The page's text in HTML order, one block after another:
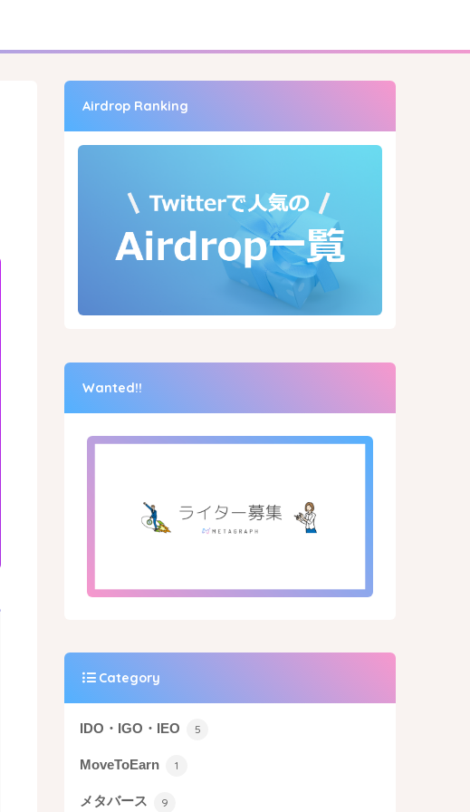
Airdrop Ranking
Wanted!!
Category
IDO・IGO・IEO 5
MoveToEarn 1
メタバース 9